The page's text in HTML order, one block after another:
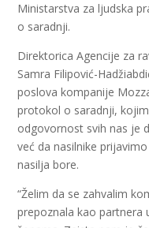
Ministarstva za ljudska
o saradnji.
Direktorica Agencije za
Samra Filipović-
poslova kompanije
protokol o saradnji,
odgovornost svih nas je
već da nasilnike
nasilja bore.
“Želim da se zahvalim
prepoznala kao partnera